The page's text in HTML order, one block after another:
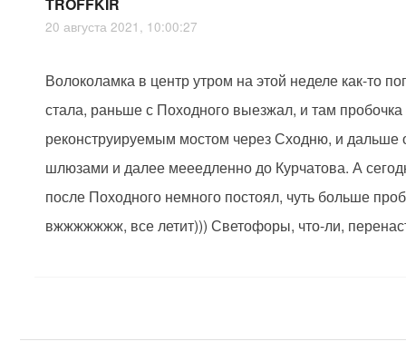
20 августа 2021, 10:00:27
Волоколамка в центр утром на этой неделе как-то
стала, раньше с Походного выезжал, и там
реконструируемым мостом через Сходню, и дальше
шлюзами и далее мееедленно до Курчатова. А
после Походного немного постоял, чуть больше
вжжжжжжж, все летит))) Светофоры, что-ли,